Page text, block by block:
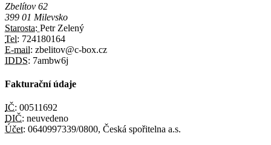
Zbelítov 62
399 01 Milevsko
Starosta: Petr Zelený
Tel: 724180164
E-mail: zbelitov@c-box.cz
IDDS: 7ambw6j
Fakturační údaje
IČ: 00511692
DIČ: neuvedeno
Účet: 0640997339/0800, Česká spořitelna a.s.